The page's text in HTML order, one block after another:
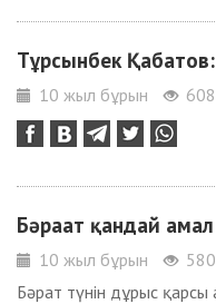
Тұрсынбек
10 жыл бұрын
Бәраат қандай
10 жыл бұрын
Бәрат түнін дұрыс қарсы